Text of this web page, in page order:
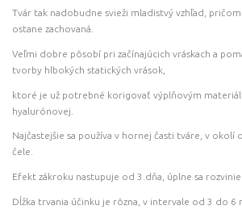
Tvár tak nadobudne svieži mladistvý vzhľad,
ostane zachovaná.
Veľmi dobre pôsobí pri začínajúcich vráskach a
tvorby hlbokých statických vrások,
ktoré je už potrebné korigovať výplňovým
hyalurónovej.
Najčastejšie sa používa v hornej časti tváre, v okolí
čele.
Efekt zákroku nastupuje od 3.dňa, úplne sa
Dĺžka trvania účinku je rôzna, v intervale od 3 do 6